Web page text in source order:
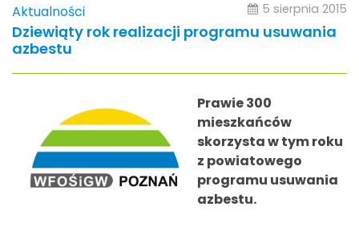
Aktualności 5 sierpnia 2015
Dziewiąty rok realizacji programu usuwania
azbestu
Prawie 300
mieszkańców
skorzysta w tym roku
z powiatowego
programu usuwania
azbestu.